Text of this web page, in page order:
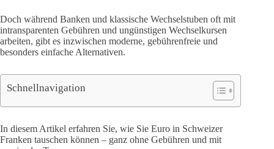
Doch während Banken und klassische Wechselstuben oft mit
intransparenten Gebühren und ungünstigen Wechselkursen
arbeiten, gibt es inzwischen moderne, gebührenfreie und
besonders einfache Alternativen.
Schnellnavigation
In diesem Artikel erfahren Sie, wie Sie Euro in Schweizer
Franken tauschen können – ganz ohne Gebühren und mit